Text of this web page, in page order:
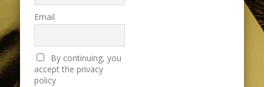
Email
By continuing, you
accept the privacy
policy